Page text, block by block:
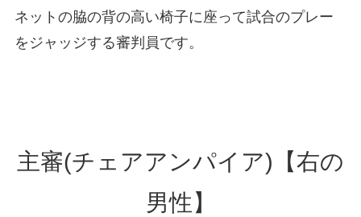
ネットの脇の背の高い椅子に座って試合のプレー
をジャッジする審判員です。
主審(チェアアンパイア)【右の
男性】